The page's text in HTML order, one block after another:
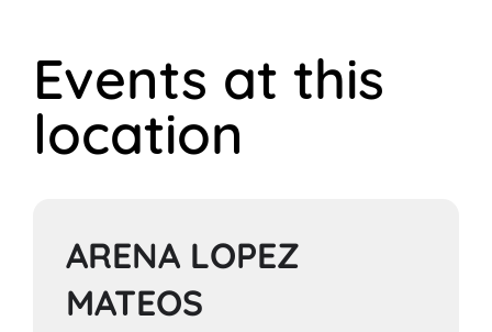
Familiares
Events at this
location
ARENA LOPEZ
MATEOS